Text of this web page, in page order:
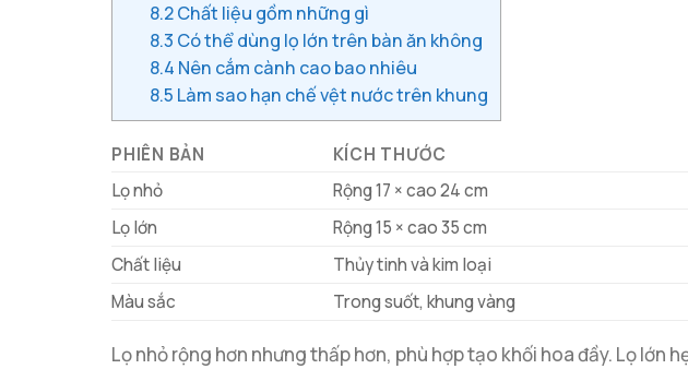
8.2Chất liệu gồm những gì
8.3 Có thể dùng lọ lớn trên bàn ăn không
8.4 Nên cắm cành cao bao nhiêu
8.5 Làm sao hạn chế vệt nước trên khung
PHIÊN BẢN KÍCH THƯỚC
Lọ nhỏ
Rộng 17 × cao 24 cm
Lọ lớn
Rộng 15 × cao 35 cm
Chất liệu
Thủy tinh và kim loại
Màu sắc
Trong suốt, khung vàng
Lọ nhỏ rộng hơn nhưng thấp hơn, phù hợp tạo khối hoa đầy. Lọ